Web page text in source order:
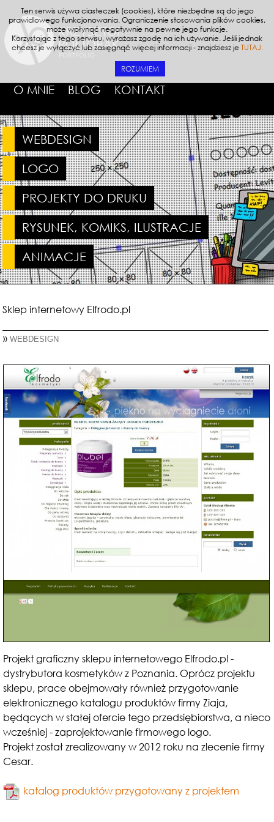
KONTAKT
BLOG
O MNIE
WEBDESIGN
LOGO
PROJEKTY DO DRUKU
RYSUNEK, KOMIKS, ILUSTRACJE
ANIMACJE
Sklep internetowy Elfrodo.pl
» WEBDESIGN
Projekt graficzny sklepu internetowego Elfrodo.pl -
dystrybutora kosmetyków z Poznania. Oprócz projektu
sklepu, prace obejmowały również przygotowanie
elektronicznego katalogu produktów firmy Ziaja,
będących w stałej ofercie tego przedsiębiorstwa, a nieco
wcześniej - zaprojektowanie firmowego logo.
Projekt został zrealizowany w 2012 roku na zlecenie firmy
Cesar.
katalog produktów przygotowany z projektem
Ten serwis używa ciasteczek (cookies), które niezbędne są do jego
prawidlowego funkcjonowania. Ograniczenie stosowania plików cookies,
może wpłynąć negatywnie na pewne jego funkcje.
Korzystając z tego serwisu, wyrażasz zgodę na ich używanie. Jeśli jednak
chcesz je wyłączyć lub zasięgnąć więcej informacji - znajdziesz je TUTAJ.
ROZUMIEM